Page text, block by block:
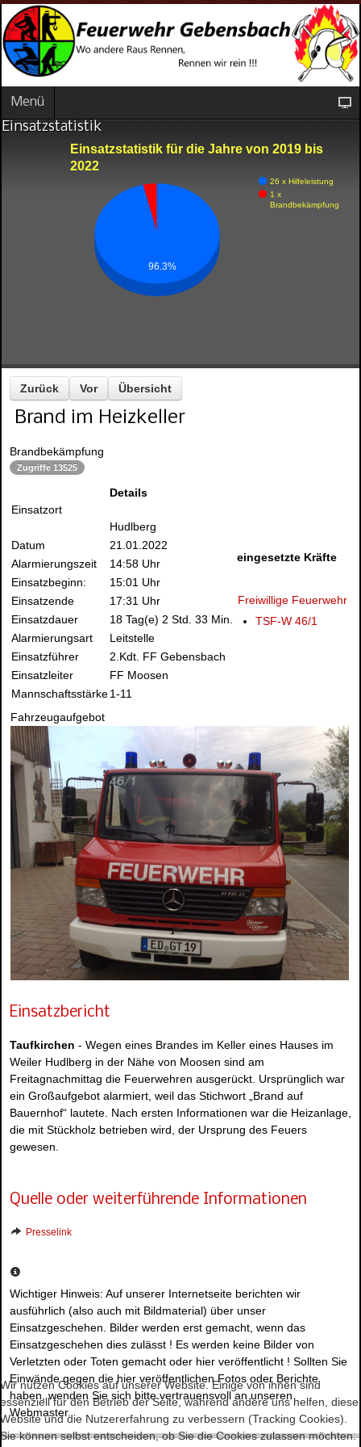
Menü
Einsatzstatistik
Einsatzstatistik für die Jahre von 2019 bis
2022
26 x Hilfeleistung
1 x
Brandbekämpfung
96.3%
Zurück Vor Übersicht
Brand im Heizkeller
Brandbekämpfung
Zugriffe 13525
Einsatzort
Details
Hudlberg
Datum
21.01.2022
Alarmierungszeit
14:58 Uhr
Einsatzbeginn:
15:01 Uhr
Einsatzende
17:31 Uhr
Einsatzdauer
18 Tag(e) 2 Std. 33 Min.
Alarmierungsart
Leitstelle
Einsatzführer
2.Kdt. FF Gebensbach
Einsatzleiter
FF Moosen
Mannschaftsstärke1-11
eingesetzte Kräfte
Freiwillige Feuerwehr
TSF-W 46/1
Fahrzeugaufgebot
Einsatzbericht
Taufkirchen - Wegen eines Brandes im Keller eines Hauses im
Weiler Hudlberg in der Nähe von Moosen sind am
Freitagnachmittag die Feuerwehren ausgerückt. Ursprünglich war
ein Großaufgebot alarmiert, weil das Stichwort „Brand auf
Bauernhof“ lautete. Nach ersten Informationen war die Heizanlage,
die mit Stückholz betrieben wird, der Ursprung des Feuers
gewesen.
Quelle oder weiterführende Informationen
Presselink
Wichtiger Hinweis: Auf unserer Internetseite berichten wir
ausführlich (also auch mit Bildmaterial) über unser
Einsatzgeschehen. Bilder werden erst gemacht, wenn das
Einsatzgeschehen dies zulässt ! Es werden keine Bilder von
Verletzten oder Toten gemacht oder hier veröffentlicht ! Sollten Sie
Einwände gegen die hier veröffentlichen Fotos oder Berichte
haben, wenden Sie sich bitte vertrauensvoll an unseren
Webmaster.
Wir nutzen Cookies auf unserer Website. Einige von ihnen sind
essenziell für den Betrieb der Seite, während andere uns helfen, diese
Website und die Nutzererfahrung zu verbessern (Tracking Cookies).
Sie können selbst entscheiden, ob Sie die Cookies zulassen möchten.